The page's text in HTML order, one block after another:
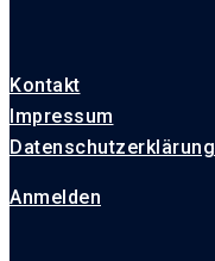
Kontakt
Impressum
Datenschutzerklärung
Anmelden